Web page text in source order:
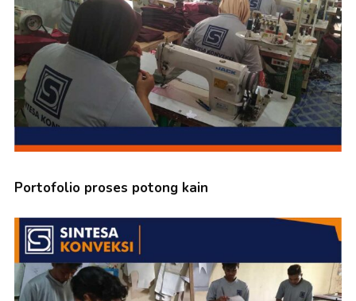
Portofolio proses potong kain